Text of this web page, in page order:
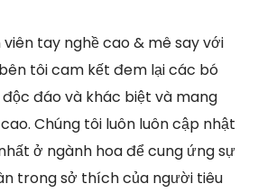
tay nghề cao & mê say với
tôi cam kết đem lại các bó
đáo và khác biệt và mang
Chúng tôi luôn luôn cập nhật
ở ngành hoa để cung ứng sự
trong sở thích của người tiêu